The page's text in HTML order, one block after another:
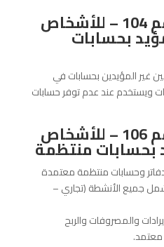
الإقرار الضريبي رقم 104 – للأشخاص
بحسابات
غير المؤيدين بحسابات في
ويستخدم عند عدم توفر حسابات
الإقرار الضريبي رقم 106 – للأشخاص
بحسابات منتظمة
وحسابات منتظمة معتمدة
جميع الأنشطة (تجاري –
والمصروفات والربح
معتمد.